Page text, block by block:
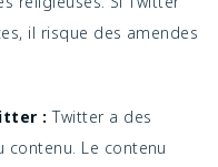
il risque des amendes
:Twitter a des
contenu. Le contenu